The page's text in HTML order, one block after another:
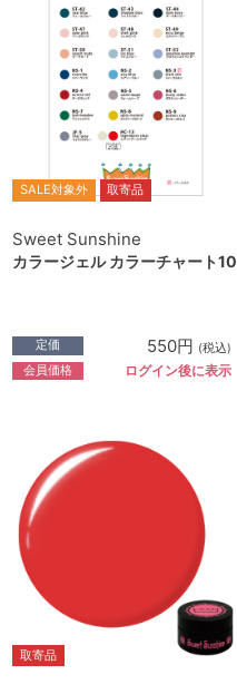
SALE対象外 取寄品
Sweet Sunshine
カラージェル カラーチャート10
定価 550円 (税込)
会員価格 ログイン後に表示
取寄品